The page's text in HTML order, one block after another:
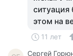
ситуация
этом на
11 лет
Сергей